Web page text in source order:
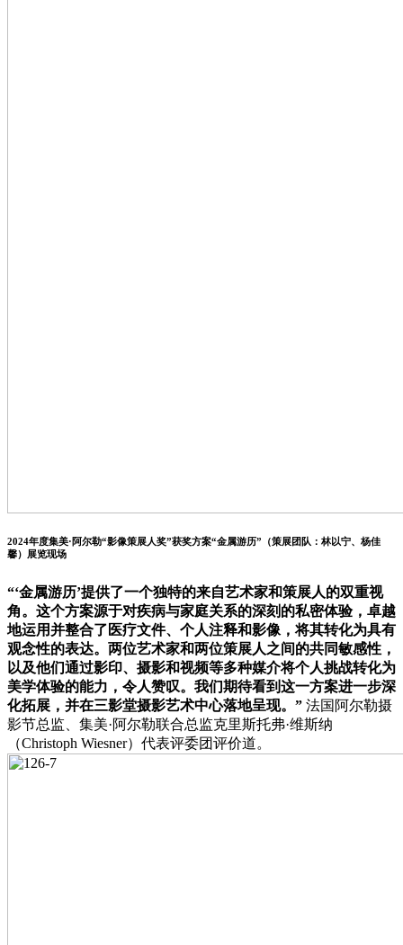
2024年度集美·阿尔勒“影像策展人奖”获奖方案“金属游历”（策展团队：林以宁、杨佳
馨）展览现场
“‘金属游历’提供了一个独特的来自艺术家和策展人的双重视
角。这个方案源于对疾病与家庭关系的深刻的私密体验，卓越
地运用并整合了医疗文件、个人注释和影像，将其转化为具有
观念性的表达。两位艺术家和两位策展人之间的共同敏感性，
以及他们通过影印、摄影和视频等多种媒介将个人挑战转化为
美学体验的能力，令人赞叹。我们期待看到这一方案进一步深
化拓展，并在三影堂摄影艺术中心落地呈现。” 法国阿尔勒摄
影节总监、集美·阿尔勒联合总监克里斯托弗·维斯纳
（Christoph Wiesner）代表评委团评价道。